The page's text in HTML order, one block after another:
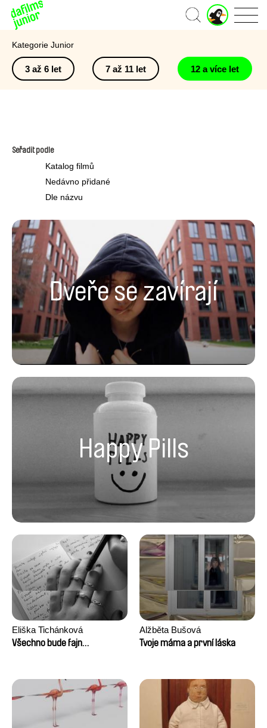
Domů
J
u
o
r
ú
Kategorie Junior
3 až 6 let 7 až 11 let 12 a více let
Seřadit podle
Katalog filmů
Nedávno přidané
Dle názvu
Dveře se zavírají
Happy Pills
Eliška Tichánková
Všechno bude fajn…
Alžběta Bušová
Tvoje máma a první láska